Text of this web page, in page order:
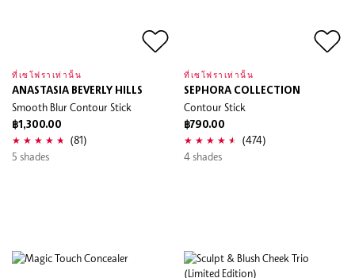
ที่เซโฟราเท่านั้น
ANASTASIA BEVERLY HILLS
Smooth Blur Contour Stick
฿1,300.00
(81)
5 shades
ที่เซโฟราเท่านั้น
SEPHORA COLLECTION
Contour Stick
฿790.00
(474)
4 shades